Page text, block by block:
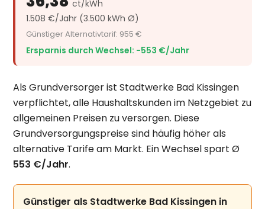
ct/kWh
1.508 €/Jahr (3.500 kWh Ø)
Günstiger Alternativtarif: 955 €
Ersparnis durch Wechsel: −553 €/Jahr
Als Grundversorger ist Stadtwerke Bad Kissingen
verpflichtet, alle Haushaltskunden im Netzgebiet zu
allgemeinen Preisen zu versorgen. Diese
Grundversorgungspreise sind häufig höher als
alternative Tarife am Markt. Ein Wechsel spart Ø
553 €/Jahr.
Günstiger als Stadtwerke Bad Kissingen in